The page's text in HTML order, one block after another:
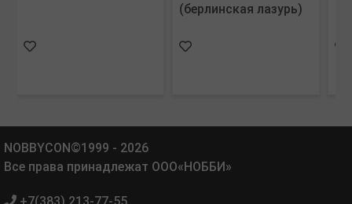
(берлинская лазурь)
NOBBYCON©1999 - 2026
Все права принадлежат ООО«НОББИ»